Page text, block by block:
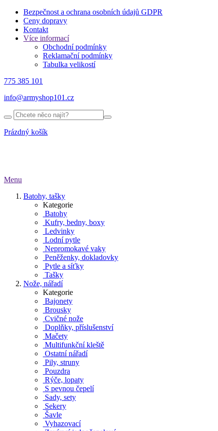
Bezpečnost a ochrana osobních údajů GDPR
Ceny dopravy
Kontakt
Více informací
Obchodní podmínky
Reklamační podmínky
Tabulka velikostí
775 385 101
info@armyshop101.cz
Prázdný košík
Menu
Batohy, tašky
Kategorie
Batohy
Kufry, bedny, boxy
Ledvinky
Lodní pytle
Nepromokavé vaky
Peněženky, dokladovky
Pytle a síťky
Tašky
Nože, nářadí
Kategorie
Bajonety
Brousky
Cvičné nože
Doplňky, příslušenství
Mačety
Multifunkční kleště
Ostatní nářadí
Pily, struny
Pouzdra
Rýče, lopaty
S pevnou čepelí
Sady, sety
Sekery
Šavle
Vyhazovací